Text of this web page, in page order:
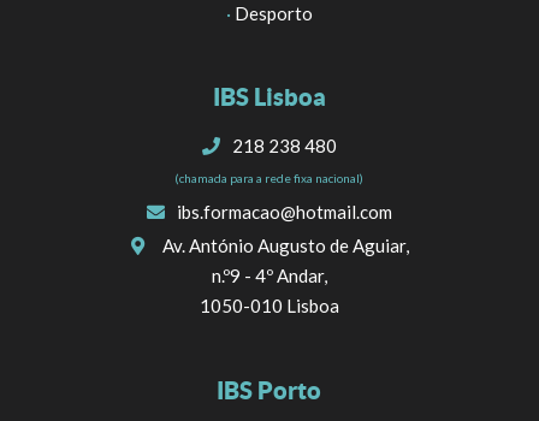
· Desporto
IBS Lisboa
218 238 480
(chamada para a rede fixa nacional)
ibs.formacao@hotmail.com
Av. António Augusto de Aguiar,
n.º9 - 4º Andar,
1050-010 Lisboa
IBS Porto